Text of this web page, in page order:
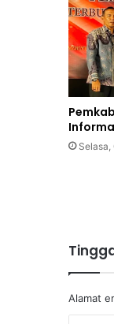
Alamat